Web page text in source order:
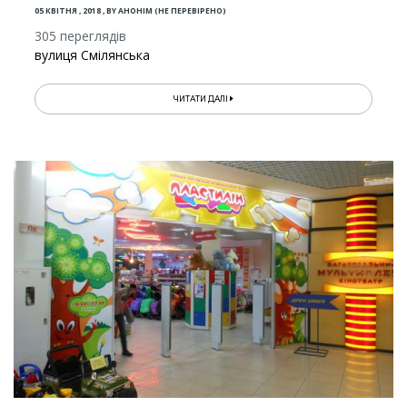
05 КВІТНЯ , 2018,BYАНОНІМ (НЕ ПЕРЕВІРЕНО)
305 переглядів
вулиця Смілянська
ЧИТАТИ ДАЛІ